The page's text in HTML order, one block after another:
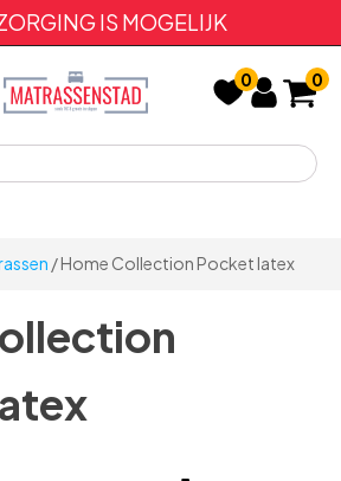
IS MOGELIJK
0 0
/ Home Collection Pocket latex